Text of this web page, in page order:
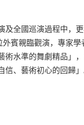
及全國巡演過程中，
外賓親臨觀演，專家
術水準的舞劇精品」
信、藝術初心的回歸」